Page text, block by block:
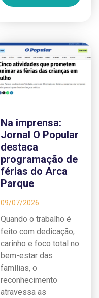
Na imprensa:
Jornal O Popular
destaca
programação de
férias do Arca
Parque
09/07/2026
Quando o trabalho é
feito com dedicação,
carinho e foco total no
bem-estar das
famílias, o
reconhecimento
atravessa as